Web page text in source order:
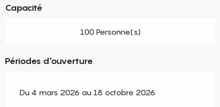
Capacité
100 Personne(s)
Périodes d'ouverture
Du 4 mars 2026 au 18 octobre 2026